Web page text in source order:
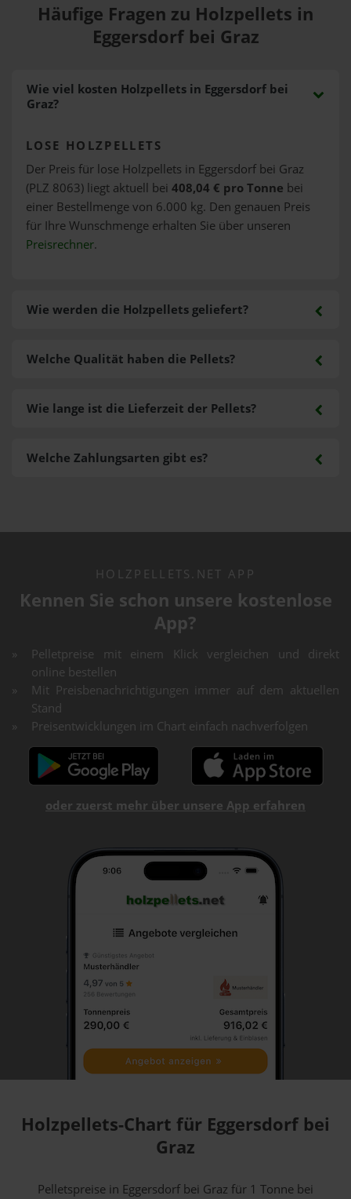
Häufige Fragen zu Holzpellets in
Eggersdorf bei Graz
Wie viel kosten Holzpellets in Eggersdorf bei
Graz?
LOSE HOLZPELLETS
Der Preis für lose Holzpellets in Eggersdorf bei Graz
(PLZ 8063) liegt aktuell bei 408,04 € pro Tonne bei
einer Bestellmenge von 6.000 kg. Den genauen Preis
für Ihre Wunschmenge erhalten Sie über unseren
Preisrechner.
Wie werden die Holzpellets geliefert?
Welche Zahlungsarten gibt es?
Welche Qualität haben die Pellets?
Wie lange ist die Lieferzeit der Pellets?
HOLZPELLETS.NET APP
Kennen Sie schon unsere kostenlose
App?
Pelletpreise mit einem Klick vergleichen und direkt
online bestellen
Mit Preisbenachrichtigungen immer auf dem aktuellen
Stand
Preisentwicklungen im Chart einfach nachverfolgen
oder zuerst mehr über unsere App erfahren
Holzpellets-Chart für Eggersdorf bei
Graz
Pelletspreise in Eggersdorf bei Graz für 1 Tonne bei